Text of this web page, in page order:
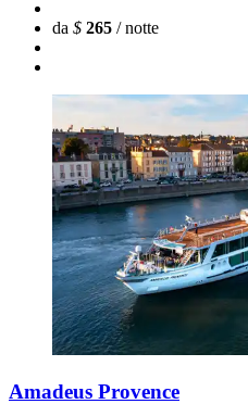
da $ 265 / notte
Amadeus Provence